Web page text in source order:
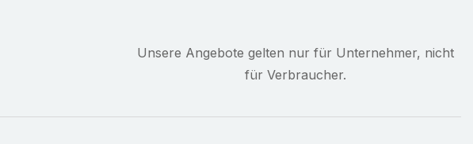
Unsere Angebote gelten nur für Unternehmer, nicht
für Verbraucher.